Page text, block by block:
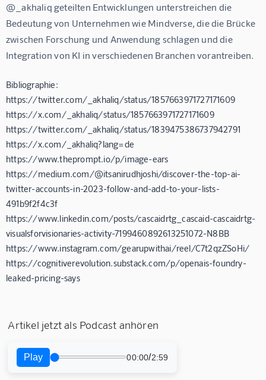
@_akhaliq geteilten Entwicklungen unterstreichen die
Bedeutung von Unternehmen wie Mindverse, die die Brücke
zwischen Forschung und Anwendung schlagen und die
Integration von KI in verschiedenen Branchen vorantreiben.
Bibliographie:
https://twitter.com/_akhaliq/status/1857663971727171609
https://x.com/_akhaliq/status/1857663971727171609
https://twitter.com/_akhaliq/status/1839475386737942791
https://x.com/_akhaliq?lang=de
https://www.theprompt.io/p/image-ears
https://medium.com/@itsanirudhjoshi/discover-the-top-ai-
twitter-accounts-in-2023-follow-and-add-to-your-lists-
491b9f2f4c3f
https://www.linkedin.com/posts/cascaidrtg_cascaid-cascaidrtg-
visualsforvisionaries-activity-7199460892613251072-N8BB
https://www.instagram.com/gearupwithai/reel/C7t2qzZSoHi/
https://cognitiverevolution.substack.com/p/openais-foundry-
leaked-pricing-says
Artikel jetzt als Podcast anhören
Play 00:00/2:59